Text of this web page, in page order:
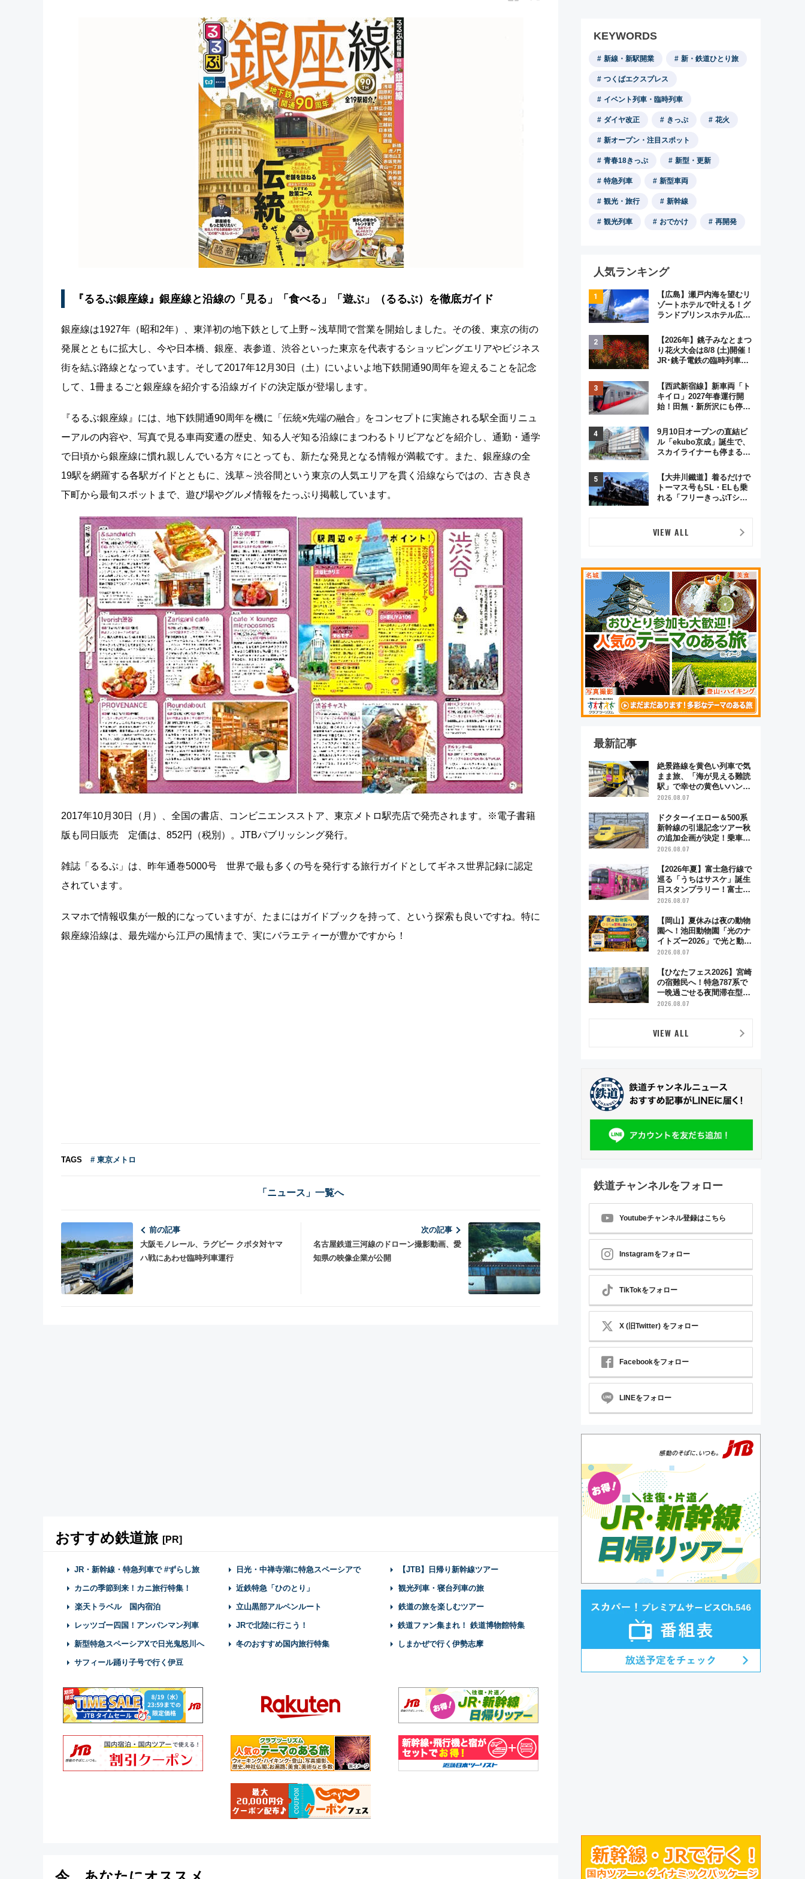
『るるぶ銀座線』銀座線と沿線の「見る」「食べる」「遊ぶ」（るるぶ）を徹底ガイド
銀座線は1927年（昭和2年）、東洋初の地下鉄として上野～浅草間で営業を開始しました。その後、東京の街の
発展とともに拡大し、今や日本橋、銀座、表参道、渋谷といった東京を代表するショッピングエリアやビジネス
街を結ぶ路線となっています。そして2017年12月30日（土）にいよいよ地下鉄開通90周年を迎えることを記念
して、1冊まるごと銀座線を紹介する沿線ガイドの決定版が登場します。
『るるぶ銀座線』には、地下鉄開通90周年を機に「伝統×先端の融合」をコンセプトに実施される駅全面リニュ
ーアルの内容や、写真で見る車両変遷の歴史、知る人ぞ知る沿線にまつわるトリビアなどを紹介し、通勤・通学
で日頃から銀座線に慣れ親しんでいる方々にとっても、新たな発見となる情報が満載です。また、銀座線の全
19駅を網羅する各駅ガイドとともに、浅草～渋谷間という東京の人気エリアを貫く沿線ならではの、古き良き
下町から最旬スポットまで、遊び場やグルメ情報をたっぷり掲載しています。
2017年10月30日（月）、全国の書店、コンビニエンスストア、東京メトロ駅売店で発売されます。※電子書籍
版も同日販売 定価は、852円（税別）。JTBパブリッシング発行。
雑誌「るるぶ」は、昨年通巻5000号 世界で最も多くの号を発行する旅行ガイドとしてギネス世界記録に認定
されています。
スマホで情報収集が一般的になっていますが、たまにはガイドブックを持って、という探索も良いですね。特に
銀座線沿線は、最先端から江戸の風情まで、実にバラエティーが豊かですから！
TAGS # 東京メトロ
「ニュース」一覧へ
前の記事
大阪モノレール、ラグビー クボタ対ヤマ
ハ戦にあわせ臨時列車運行
次の記事
名古屋鉄道三河線のドローン撮影動画、愛
知県の映像企業が公開
おすすめ鉄道旅 [PR]
JR・新幹線・特急列車で #ずらし旅 日光・中禅寺湖に特急スペーシアで 【JTB】日帰り新幹線ツアー
カニの季節到来！カニ旅行特集！ 近鉄特急「ひのとり」 観光列車・寝台列車の旅
楽天トラベル 国内宿泊 立山黒部アルペンルート 鉄道の旅を楽しむツアー
レッツゴー四国！アンパンマン列車 JRで北陸に行こう！ 鉄道ファン集まれ！ 鉄道博物館特集
新型特急スペーシアXで日光鬼怒川へ 冬のおすすめ国内旅行特集 しまかぜで行く伊勢志摩
サフィール踊り子号で行く伊豆
KEYWORDS
新線・新駅開業 新・鉄道ひとり旅
つくばエクスプレス
イベント列車・臨時列車
ダイヤ改正 きっぷ 花火
新オープン・注目スポット
青春18きっぷ 新型・更新
特急列車 新型車両
観光・旅行 新幹線
観光列車 おでかけ 再開発
人気ランキング
【広島】瀬戸内海を望むリ
ゾートホテルで叶える！グ
ランドプリンスホテル広島
ジュアルパーティープラン
【2026年】銚子みなとまつ
り花火大会は8/8 (土)開催！
JR･銚子電鉄の臨時列車や
く8,000発の大迫力＆屋台
を満喫
【西武新宿線】新車両「ト
キイロ」2027年春運行開
始！田無・新所沢にも停
弾」も
9月10日オープンの直結ビ
ル「ekubo京成」誕生で、
スカイライナーも停まる巨
変わる？ 全テナント情報も
公開！
【大井川鐵道】着るだけで
トーマス号もSL・ELも乗
れる「フリーきっぷTシャ
VIEW ALL
最新記事
絶景路線を黄色い列車で気
まま旅、「海が見える難読
駅」で幸せの黄色いハンカ
チに願いを 「新・鉄道ひ
「島原鉄道」
2026.08.07
ドクターイエロー＆500系
新幹線の引退記念ツアー秋
の追加企画が決定！乗車体
験やグッズ・ホテル情報ま
2026.08.07
【2026年夏】富士急行線で
巡る「うちはサスケ」誕生
日スタンプラリー！富士急
ハイランド限定グルメ＆グ
2026.08.07
【岡山】夏休みは夜の動物
園へ！池田動物園「光のナ
イトズー2026」で光と動物
が彩る特別な夜
2026.08.07
【ひなたフェス2026】宮崎
の宿難民へ！特急787系で
一晩過ごせる夜間滞在型イ
ベント「スワローおひさ
2026.08.07
VIEW ALL
鉄道チャンネルをフォロー
Youtubeチャンネル登録はこちら
Instagramをフォロー
TikTokをフォロー
X (旧Twitter) をフォロー
Facebookをフォロー
LINEをフォロー